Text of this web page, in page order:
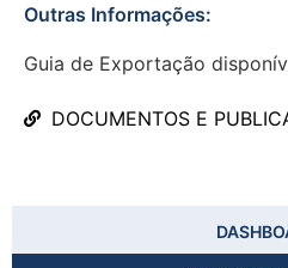
Outras Informações:
Guia de Exportação
DOCUMENTOS E